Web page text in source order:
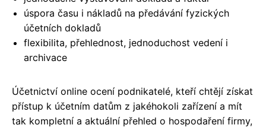
úspora času i nákladů na předávání fyzických
účetních dokladů
flexibilita, přehlednost, jednoduchost vedení i
archivace
Účetnictví online ocení podnikatelé, kteří chtějí získat
přístup k účetním datům z jakéhokoli zařízení a mít
tak kompletní a aktuální přehled o hospodaření firmy,